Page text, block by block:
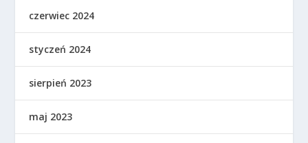
czerwiec 2024
styczeń 2024
sierpień 2023
maj 2023